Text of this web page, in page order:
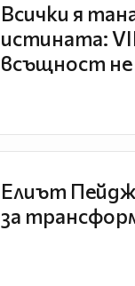
Всички я
истината:
всъщност не
Елиът
за